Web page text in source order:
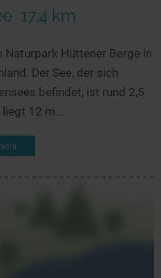
17,4 km
Naturpark Hüttener Berge in
Der See, der sich
befindet, ist rund 2,5
12 m...